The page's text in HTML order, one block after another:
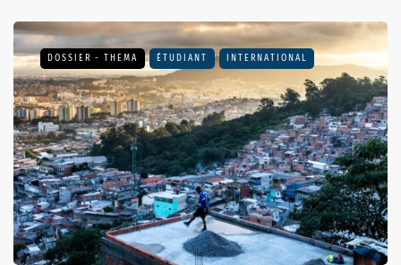
DOSSIER - THEMA ÉTUDIANT INTERNATIONAL